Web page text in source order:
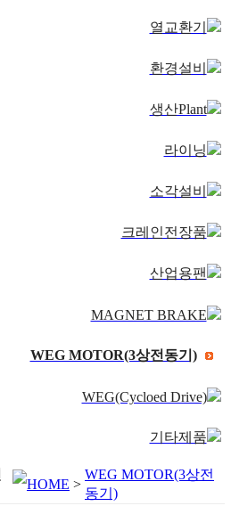
열교환기
환경설비
생산Plant
라이닝
소각설비
크레인전장품
산업용팬
MAGNET BRAKE
WEG MOTOR(3상전동기)
WEG(Cycloed Drive)
기타제품
HOME >
WEG MOTOR(3상전
동기)